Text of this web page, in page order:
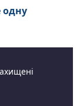
одну